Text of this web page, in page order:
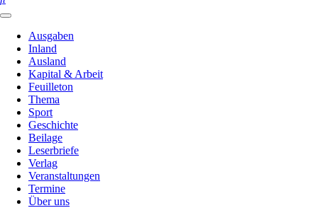
Ausgaben
Inland
Ausland
Kapital & Arbeit
Feuilleton
Thema
Sport
Geschichte
Beilage
Leserbriefe
Verlag
Veranstaltungen
Termine
Über uns